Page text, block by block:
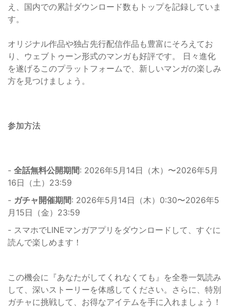
え、国内での累計ダウンロード数もトップを記録していま
す。
オリジナル作品や独占先行配信作品も豊富にそろえてお
り、ウェブトゥーン形式のマンガも好評です。 日々進化
を遂げるこのプラットフォームで、新しいマンガの楽しみ
方を見つけましょう。
参加方法
- 全話無料公開期間: 2026年5月14日（木）〜2026年5月
16日（土）23:59
- ガチャ開催期間: 2026年5月14日（木）0:30〜2026年5
月15日（金）23:59
- スマホでLINEマンガアプリをダウンロードして、すぐに
読んで楽しめます！
この機会に『あなたがしてくれなくても』を全巻一気読み
して、深いストーリーを体感してください。さらに、特別
ガチャに挑戦して、お得なアイテムを手に入れましょう！